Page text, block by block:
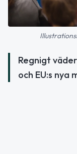
Regnigt
och EU:s nya